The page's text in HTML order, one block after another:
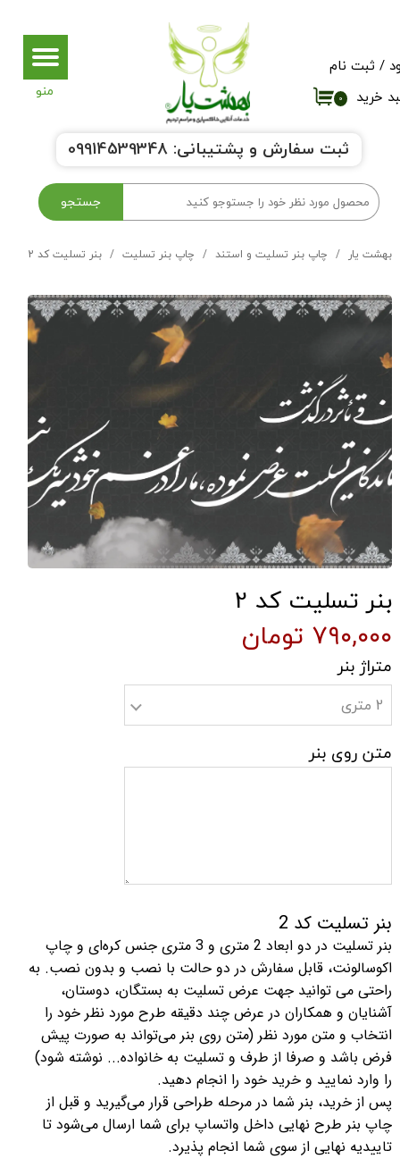
جستجو
۰ خرید
/ ثبت نام
تغییر گذر واژه
خروج از حساب کاربری
ثبت سفارش و پشتیبانی: 09914539348
بهشت یار چاپ بنر تسلیت و استند چاپ بنر تسلیت بنر تسلیت کد 2
بنر تسلیت کد 2
۷۹۰,۰۰۰ تومان
بنر تسلیت کد 2
بنر تسلیت در دو ابعاد 2 متری و 3 متری جنس کره‌ای و چاپ
اکوسالونت، قابل سفارش در دو حالت با نصب و بدون نصب. به
راحتی می توانید جهت عرض تسلیت به بستگان، دوستان،
آشنایان و همکاران در عرض چند دقیقه طرح مورد نظر خود را
انتخاب و متن مورد نظر (متن روی بنر می‌تواند به صورت پیش
فرض باشد و صرفا از طرف و تسلیت به خانواده... نوشته شود)
را وارد نمایید و خرید خود را انجام دهید.
پس از خرید، بنر شما در مرحله طراحی قرار می‌گیرید و قبل از
چاپ بنر طرح نهایی داخل واتساپ برای شما ارسال می‌شود تا
تاییدیه نهایی از سوی شما انجام پذیرد.
متراژ بنر
2 متری
متن روی بنر